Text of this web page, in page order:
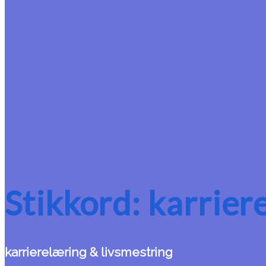
Stikkord:
karrierelæring & livsmestring